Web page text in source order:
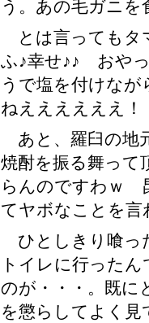
う。あの毛ガニ
とは言ってもタ
ふ♪幸せ♪♪ おや
うで塩を付けな
ねええええええ！
あと、羅臼の地
焼酎を振る舞って
らんのですわｗ
てヤボなことを
ひとしきり喰っ
トイレに行った
のが・・・。既に
を懲らしてよく見